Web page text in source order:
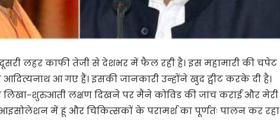
लहर काफी तेजी से देशभर में फैल रही है। इस महामारी की चपेट
आ गए हैं। इसकी जानकारी उन्होंने खुद ट्वीट करके दी है।
लिखा-शुरुआती लक्षण दिखने पर मैंने कोविड की जांच कराई और मेरी
आइसोलेशन में हूं और चिकित्सकों के परामर्श का पूर्णतः पालन कर रहा